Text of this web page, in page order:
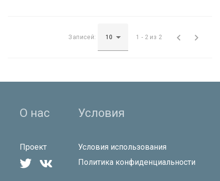
Записей: 1 - 2 из 2  
О нас
Проект
 
Условия
Условия использования
Политика конфиденциальности